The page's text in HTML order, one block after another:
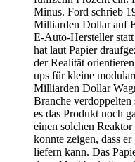
Minus. Ford schrieb
Milliarden Dollar auf
E-Auto-Hersteller
hat laut Papier
der Realität
ups für kleine
Milliarden Dollar
Branche verdoppelten
es das Produkt noch
einen solchen
konnte zeigen, dass
liefern kann. Das